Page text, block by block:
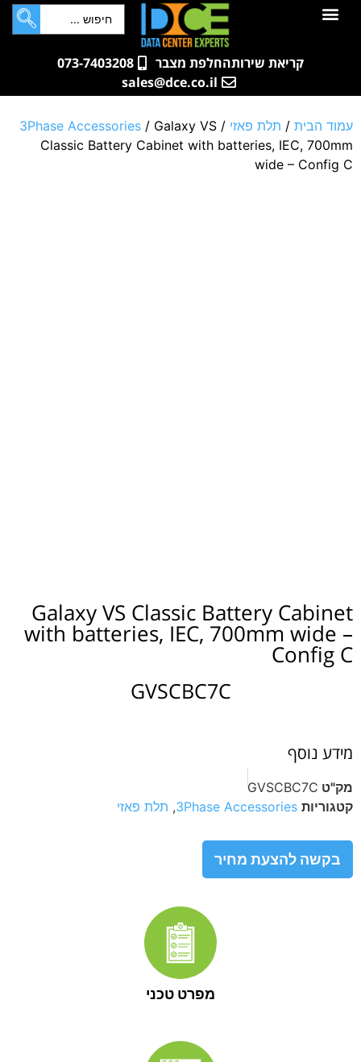
לתוכן
קריאת שירותהחלפת מצבר
073-7403208
sales@dce.co.il
עמוד הבית / תלת פאזי /
3Phase Accessories / Galaxy VS
Classic Battery Cabinet with batteries, IEC, 700mm
wide – Config C
Galaxy VS Classic Battery Cabinet
with batteries, IEC, 700mm wide –
Config C
GVSCBC7C
מידע נוסף
מק"ט GVSCBC7C
קטגוריות 3Phase Accessories
, תלת פאזי
בקשה להצעת מחיר
מפרט טכני